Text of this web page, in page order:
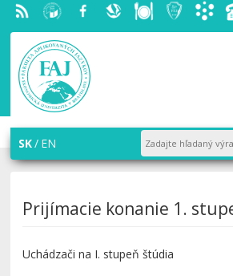
RSS EU v
Bratislave
FacebookSlovenskáStravovanie
Študentský
SK EN
Prijímacie konanie 1.
Uchádzači na I. stupeň štúdia